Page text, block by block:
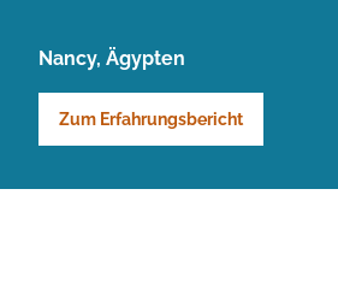
Nancy, Ägypten
Zum Erfahrungsbericht